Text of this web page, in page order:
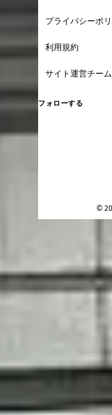
プライバシーポ
利用規約
サイト運営チーム
フォローする
©